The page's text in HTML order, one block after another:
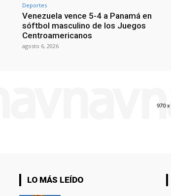
Deportes
Venezuela vence 5-4 a Panamá en
sóftbol masculino de los Juegos
Centroamericanos
agosto 6, 2026
LO MÁS LEÍDO